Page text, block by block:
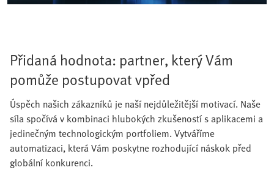
Přidaná hodnota: partner, který Vám
pomůže postupovat vpřed
Úspěch našich zákazníků je naší nejdůležitější motivací. Naše
síla spočívá v kombinaci hlubokých zkušeností s aplikacemi a
jedinečným technologickým portfoliem. Vytváříme
automatizaci, která Vám poskytne rozhodující náskok před
globální konkurenci.